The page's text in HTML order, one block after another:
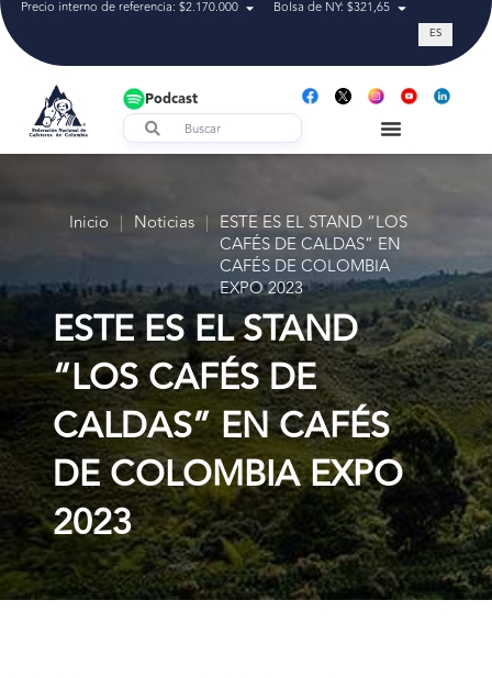
Precio interno de referencia: $2.170.000 Bolsa de NY: $321,65 Tasa de
ES
Podcast
Inicio | Noticias | ESTE ES EL STAND “LOS
CAFÉS DE CALDAS” EN
CAFÉS DE COLOMBIA
EXPO 2023
ESTE ES EL STAND
“LOS CAFÉS DE
CALDAS” EN CAFÉS
DE COLOMBIA EXPO
2023